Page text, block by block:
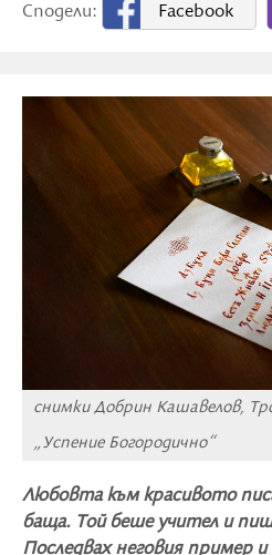
Сподели:
Facebook
снимки Добрин Кашавелов,
„Успение Богородично“
Любовта към красивото
баща. Той беше учител и
Последвах неговия пример и